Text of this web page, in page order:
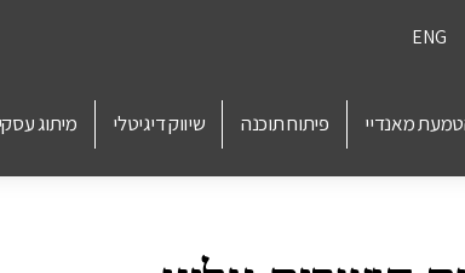
ENG
מאנדיי פיתוח תוכנה שיווק דיגיטלי מיתוג עסקי